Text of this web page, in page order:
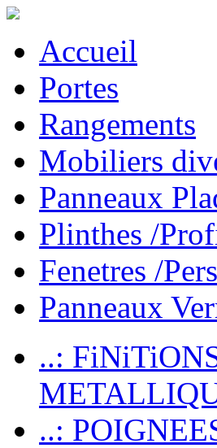
Accueil
Portes
Rangements
Mobiliers
Panneaux
Plinthes /
Fenetres /
Panneaux
..:
..: